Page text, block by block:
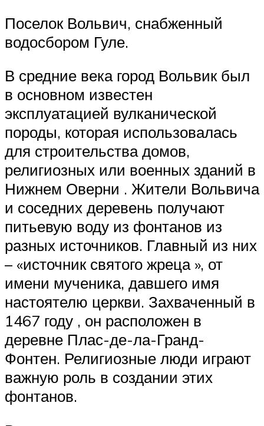
Поселок Вольвич, снабженный
водосбором Гуле.
В средние века город Вольвик был
в основном известен
эксплуатацией вулканической
породы, которая использовалась
для строительства домов,
религиозных или военных зданий в
Нижнем Оверни . Жители Вольвича
и соседних деревень получают
питьевую воду из фонтанов из
разных источников. Главный из них
– «источник святого жреца », от
имени мученика, давшего имя
настоятелю церкви. Захваченный в
1467 году , он расположен в
деревне Плас-де-ла-Гранд-
Фонтен. Религиозные люди играют
важную роль в создании этих
фонтанов.